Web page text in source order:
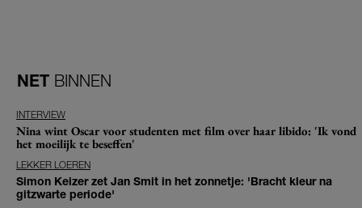
NET BINNEN
INTERVIEW
Nina wint Oscar voor studenten met film over haar libido: 'Ik vond
het moeilijk te beseffen'
LEKKER LOEREN
Simon Keizer zet Jan Smit in het zonnetje: 'Bracht kleur na
gitzwarte periode'